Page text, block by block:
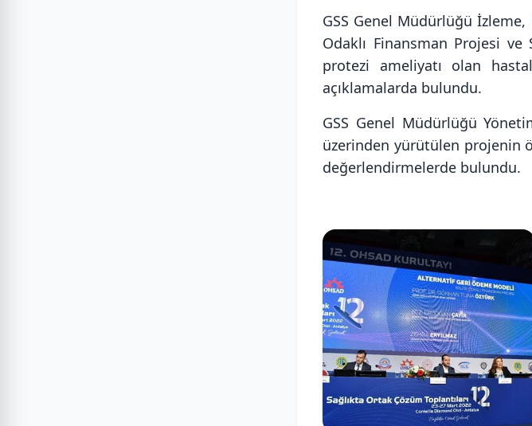
GSS Genel Müdürlüğü İzleme,
Odaklı Finansman Projesi
protezi ameliyatı olan
açıklamalarda bulundu.
GSS Genel Müdürlüğü
üzerinden yürütülen projenin
değerlendirmelerde bulundu.